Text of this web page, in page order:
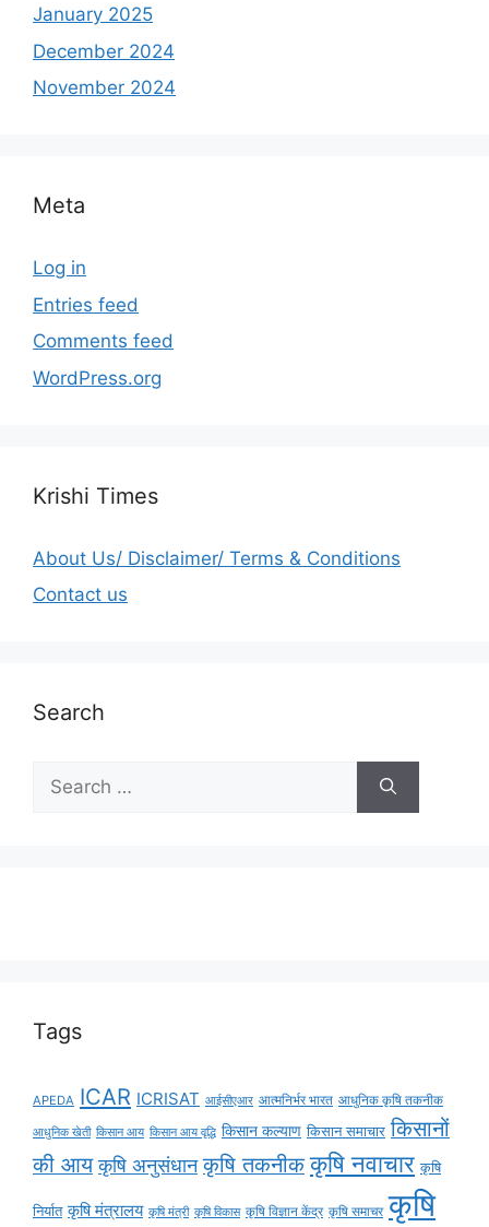
January 2025
December 2024
November 2024
Meta
Log in
Entries feed
Comments feed
WordPress.org
Krishi Times
About Us/ Disclaimer/ Terms & Conditions
Contact us
Search
Tags
APEDA ICAR ICRISAT आईसीएआर आत्मनिर्भर भारत आधुनिक कृषि तकनीक
आधुनिक खेती किसान आय किसान आय वृद्धि किसान कल्याण किसान समाचार किसानों
की आय कृषि अनुसंधान कृषि तकनीक कृषि नवाचार कृषि
निर्यात कृषि मंत्रालय कृषि मंत्री कृषि विकास कृषि विज्ञान केंद्र कृषि समाचर कृषि